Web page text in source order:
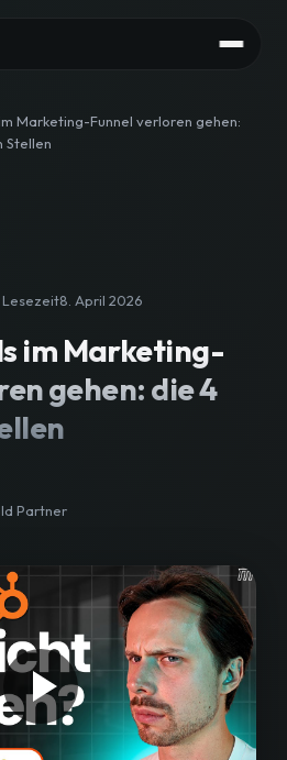
buchen
Marketing-Funnel verloren gehen:
Stellen
Lesezeit8. April 2026
im Marketing-
gehen: die 4
Partner